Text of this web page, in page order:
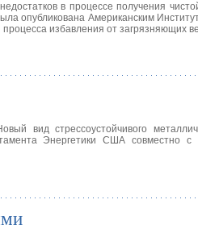
в процессе получения
опубликована Американским
избавления от загрязняющих
вид стрессоустойчивого
Энергетики США совместно с